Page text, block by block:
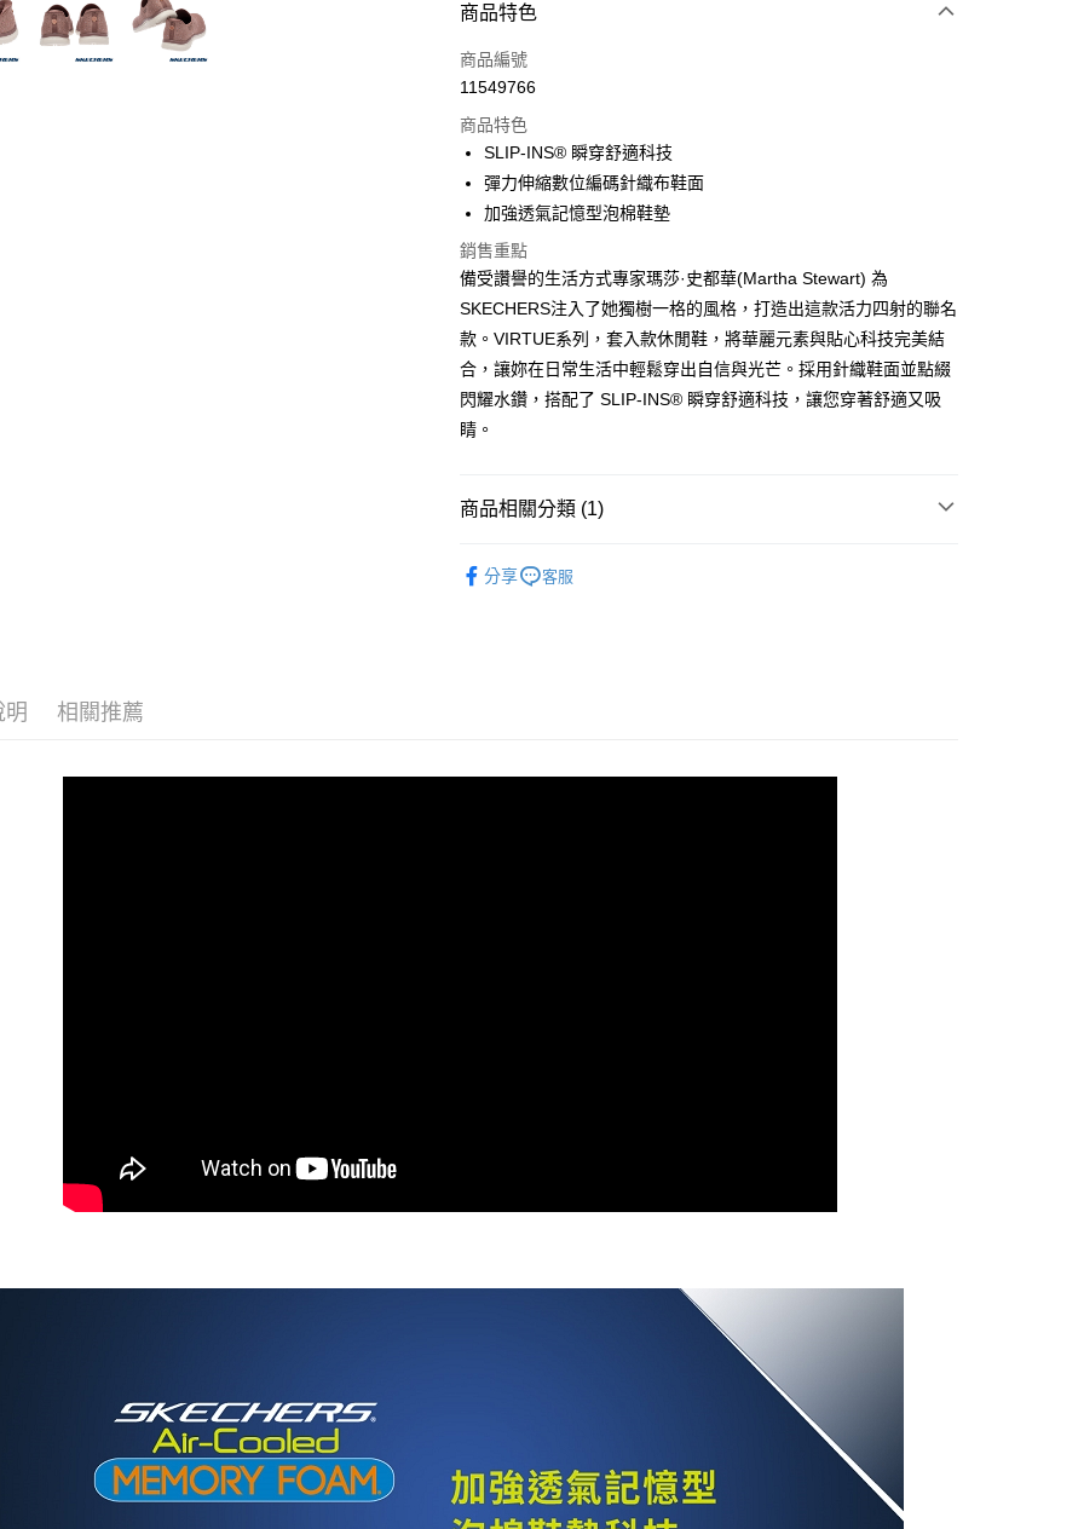
付款方式
信用卡一次付款
大哥付你分期
相關說明
1.本服務由台灣大哥大提供，台灣大哥大用戶可立即使用無須另外申請。
2.付款方式選擇「大哥付你分期」，訂單成立後會自動跳轉到大哥付的交易
流程，驗證手機門號後，選擇欲分期的期數、繳款截止日，確認付款後即
完成交易。
3.實際核准額度、可分期數及費用金額請依後續交易確認頁面所載為準。
4.訂單成立30分鐘內，如未前往確認交易或遇審核未通過，訂單將自動取
消。如遇「轉專審核」未通過狀況，表示未達大哥付你分期系統評分，恕
無法說明評估內容。
【繳款方式說明】
醒簡訊。
用戶於交易時，得透過本服務購買商品或服務，並由商店將買賣／分期付
款買賣價金債權讓與本公司後，依約使用本公司帳單繳交帳款。
ATM付款
宅配
每筆NT$100，滿NT$2,500(含以上)免運費
商品特色
商品編號
11549766
商品特色
SLIP-INS® 瞬穿舒適科技
彈力伸縮數位編碼針織布鞋面
加強透氣記憶型泡棉鞋墊
銷售重點
備受讚譽的生活方式專家瑪莎·史都華(Martha Stewart) 為
SKECHERS注入了她獨樹一格的風格，打造出這款活力四射的聯名
款。VIRTUE系列，套入款休閒鞋，將華麗元素與貼心科技完美結
合，讓妳在日常生活中輕鬆穿出自信與光芒。採用針織鞋面並點綴
閃耀水鑽，搭配了 SLIP-INS® 瞬穿舒適科技，讓您穿著舒適又吸
睛。
商品相關分類 (1)
分享
客服
明 相關推薦